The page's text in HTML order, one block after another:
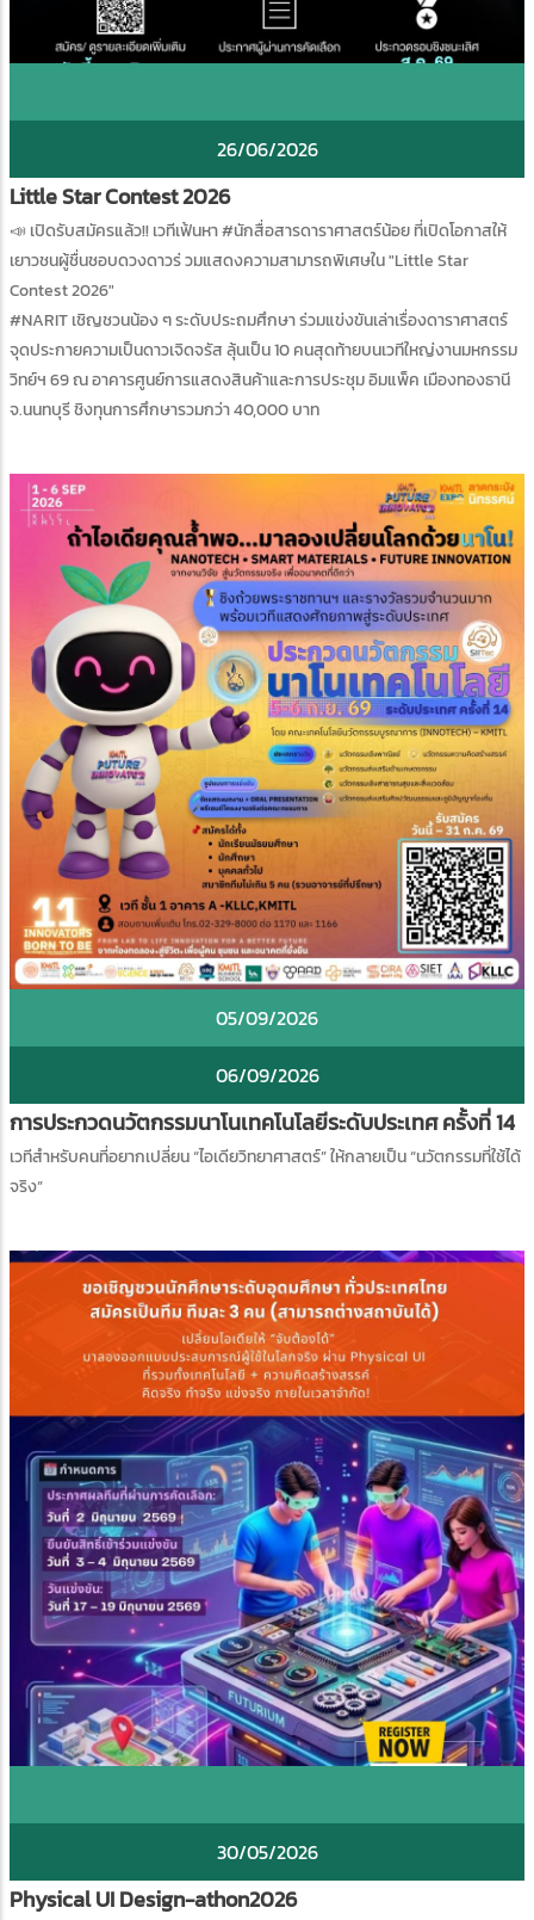
26/06/2026
Little Star Contest 2026
📣 เปิดรับสมัครแล้ว!! เวทีเฟ้นหา #นักสื่อสารดาราศาสตร์น้อย ที่เปิดโอกาสให้
เยาวชนผู้ชื่นชอบดวงดาวร่ วมแสดงความสามารถพิเศษใน "Little Star
Contest 2026"
#NARIT เชิญชวนน้อง ๆ ระดับประถมศึกษา ร่วมแข่งขันเล่าเรื่องดาราศาสตร์
จุดประกายความเป็นดาวเจิดจรัส ลุ้นเป็น 10 คนสุดท้ายบนเวทีใหญ่งานมหกรรม
วิทย์ฯ 69 ณ อาคารศูนย์การแสดงสินค้าและการประชุม อิมแพ็ค เมืองทองธานี
จ.นนทบุรี ชิงทุนการศึกษารวมกว่า 40,000 บาท
05/09/2026
06/09/2026
การประกวดนวัตกรรมนาโนเทคโนโลยีระดับประเทศ ครั้งที่ 14
เวทีสำหรับคนที่อยากเปลี่ยน “ไอเดียวิทยาศาสตร์” ให้กลายเป็น “นวัตกรรมที่ใช้ได้
จริง”
30/05/2026
Physical UI Design-athon2026